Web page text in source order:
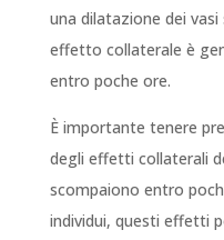
una dilatazione dei
effetto collaterale è
entro poche ore.
È importante tenere
degli effetti collaterali
scompaiono entro
individui, questi effetti